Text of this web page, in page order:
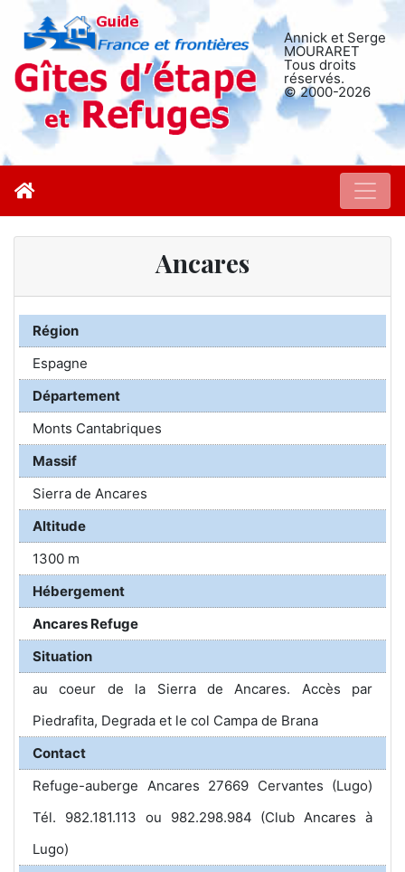
Annick et Serge
MOURARET
Tous droits
réservés.
© 2000-2026
Ancares
Région
Espagne
Département
Monts Cantabriques
Massif
Sierra de Ancares
Altitude
1300 m
Hébergement
Ancares Refuge
Situation
au coeur de la Sierra de Ancares. Accès par
Piedrafita, Degrada et le col Campa de Brana
Contact
Refuge-auberge Ancares 27669 Cervantes (Lugo)
Tél. 982.181.113 ou 982.298.984 (Club Ancares à
Lugo)